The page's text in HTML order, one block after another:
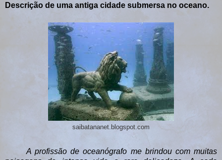
Descrição de uma antiga cidade submersa no oceano.
saibatananet.blogspot.com
A profissão de oceanógrafo me brindou com muitas